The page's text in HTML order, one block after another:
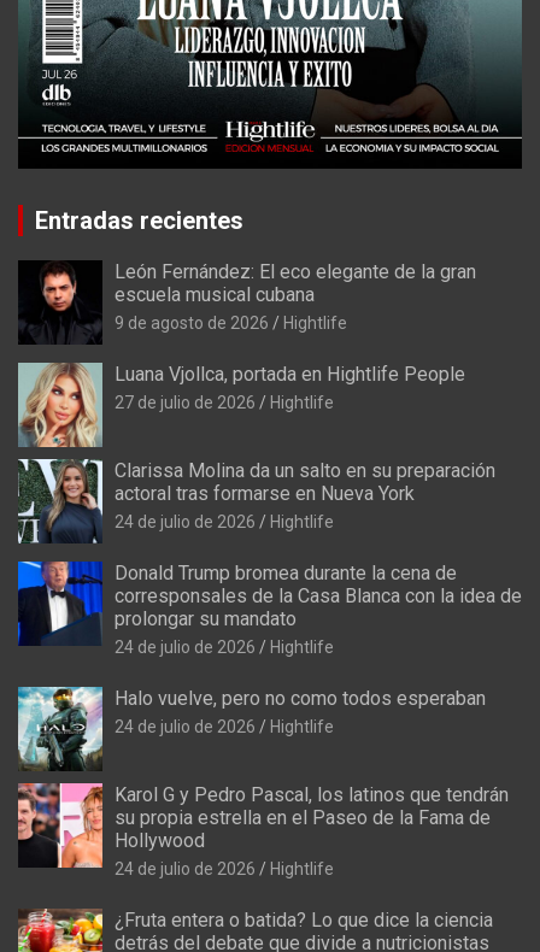
Entradas recientes
León Fernández: El eco elegante de la gran
escuela musical cubana
9 de agosto de 2026 Hightlife
Luana Vjollca, portada en Hightlife People
27 de julio de 2026 Hightlife
Clarissa Molina da un salto en su preparación
actoral tras formarse en Nueva York
24 de julio de 2026 Hightlife
Donald Trump bromea durante la cena de
corresponsales de la Casa Blanca con la idea de
prolongar su mandato
24 de julio de 2026 Hightlife
Halo vuelve, pero no como todos esperaban
24 de julio de 2026 Hightlife
Karol G y Pedro Pascal, los latinos que tendrán
su propia estrella en el Paseo de la Fama de
Hollywood
24 de julio de 2026 Hightlife
¿Fruta entera o batida? Lo que dice la ciencia
detrás del debate que divide a nutricionistas